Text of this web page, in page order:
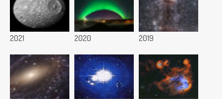
2021 2020 2019